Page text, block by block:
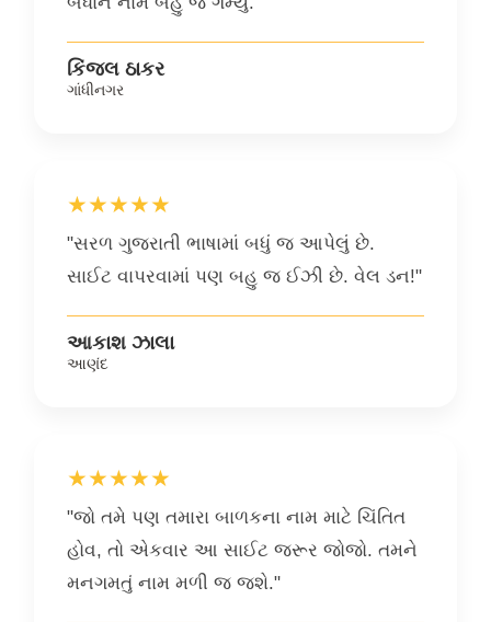
કિંજલ ઠાકર
ગાંધીનગર
★★★★★
"સરળ ગુજરાતી ભાષામાં બધું જ આપેલું છે.
સાઈટ વાપરવામાં પણ બહુ જ ઈઝી છે. વેલ ડન!"
આકાશ ઝાલા
આણંદ
★★★★★
"જો તમે પણ તમારા બાળકના નામ માટે ચિંતિત
હોવ, તો એકવાર આ સાઈટ જરૂર જોજો. તમને
મનગમતું નામ મળી જ જશે."